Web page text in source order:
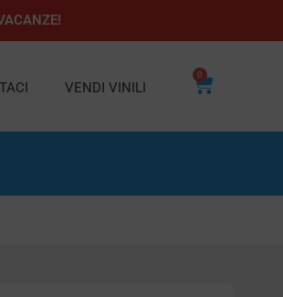
VENDI VINILI
0
Carrello